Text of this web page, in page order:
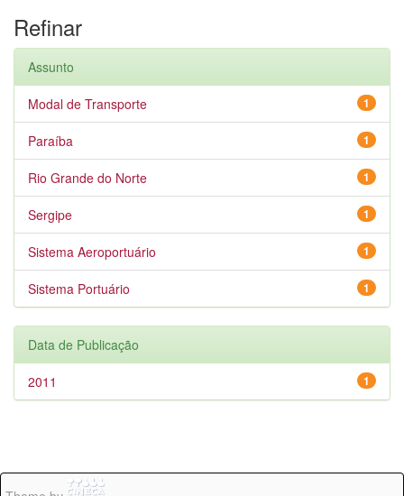
Refinar
Assunto
1
Modal de Transporte
1
Paraíba
1
Rio Grande do Norte
1
Sergipe
1
Sistema Aeroportuário
1
Sistema Portuário
Data de Publicação
1
2011